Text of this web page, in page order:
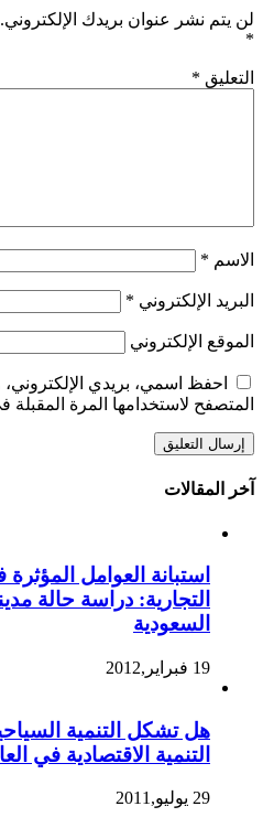
لن يتم نشر عنوان بريدك الإلكتروني.
*
التعليق *
الاسم *
البريد الإلكتروني *
الموقع الإلكتروني
احفظ اسمي، بريدي الإلكتروني،
المتصفح لاستخدامها المرة المقبلة
آخر المقالات
استبانة العوامل
التجارية: دراسة حالة
السعودية
19 فبراير,2012
هل تشكل التنمية
التنمية الاقتصادية في
29 يوليو,2011